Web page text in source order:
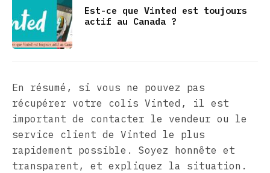
Est-ce que Vinted est toujours
actif au Canada ?
En résumé, si vous ne pouvez pas
récupérer votre colis Vinted, il est
important de contacter le vendeur ou le
service client de Vinted le plus
rapidement possible. Soyez honnête et
transparent, et expliquez la situation.